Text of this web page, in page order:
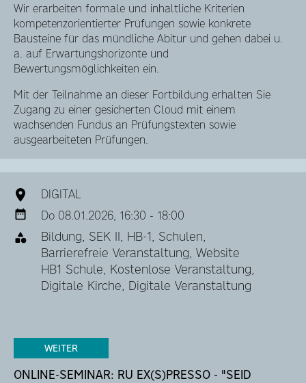
Wir erarbeiten formale und inhaltliche Kriterien
kompetenzorientierter Prüfungen sowie konkrete
Bausteine für das mündliche Abitur und gehen dabei u.
a. auf Erwartungshorizonte und
Bewertungsmöglichkeiten ein.
Mit der Teilnahme an dieser Fortbildung erhalten Sie
Zugang zu einer gesicherten Cloud mit einem
wachsenden Fundus an Prüfungstexten sowie
ausgearbeiteten Prüfungen.
DIGITAL
Do 08.01.2026, 16:30 - 18:00
Bildung, SEK II, HB-1, Schulen,
Barrierefreie Veranstaltung, Website
HB1 Schule, Kostenlose Veranstaltung,
Digitale Kirche, Digitale Veranstaltung
WEITER
ONLINE-SEMINAR: RU EX(S)PRESSO - "SEID